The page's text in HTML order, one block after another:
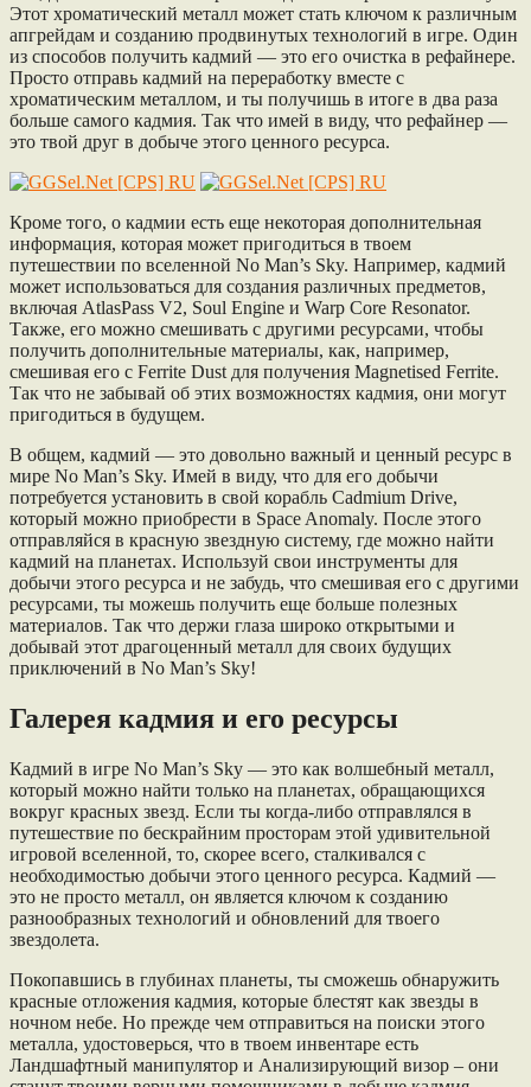
Этот хроматический металл может стать ключом к различным
апгрейдам и созданию продвинутых технологий в игре. Один
из способов получить кадмий — это его очистка в рефайнере.
Просто отправь кадмий на переработку вместе с
хроматическим металлом, и ты получишь в итоге в два раза
больше самого кадмия. Так что имей в виду, что рефайнер —
это твой друг в добыче этого ценного ресурса.
Кроме того, о кадмии есть еще некоторая дополнительная
информация, которая может пригодиться в твоем
путешествии по вселенной No Man’s Sky. Например, кадмий
может использоваться для создания различных предметов,
включая AtlasPass V2, Soul Engine и Warp Core Resonator.
Также, его можно смешивать с другими ресурсами, чтобы
получить дополнительные материалы, как, например,
смешивая его с Ferrite Dust для получения Magnetised Ferrite.
Так что не забывай об этих возможностях кадмия, они могут
пригодиться в будущем.
В общем, кадмий — это довольно важный и ценный ресурс в
мире No Man’s Sky. Имей в виду, что для его добычи
потребуется установить в свой корабль Cadmium Drive,
который можно приобрести в Space Anomaly. После этого
отправляйся в красную звездную систему, где можно найти
кадмий на планетах. Используй свои инструменты для
добычи этого ресурса и не забудь, что смешивая его с другими
ресурсами, ты можешь получить еще больше полезных
материалов. Так что держи глаза широко открытыми и
добывай этот драгоценный металл для своих будущих
приключений в No Man’s Sky!
Галерея кадмия и его ресурсы
Кадмий в игре No Man’s Sky — это как волшебный металл,
который можно найти только на планетах, обращающихся
вокруг красных звезд. Если ты когда-либо отправлялся в
путешествие по бескрайним просторам этой удивительной
игровой вселенной, то, скорее всего, сталкивался с
необходимостью добычи этого ценного ресурса. Кадмий —
это не просто металл, он является ключом к созданию
разнообразных технологий и обновлений для твоего
звездолета.
Покопавшись в глубинах планеты, ты сможешь обнаружить
красные отложения кадмия, которые блестят как звезды в
ночном небе. Но прежде чем отправиться на поиски этого
металла, удостоверься, что в твоем инвентаре есть
Ландшафтный манипулятор и Анализирующий визор – они